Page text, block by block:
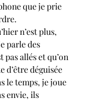
que je prie
n’est plus,
parle des
pas allés et qu’on
d’être déguisée
le temps, je joue
envie, ils